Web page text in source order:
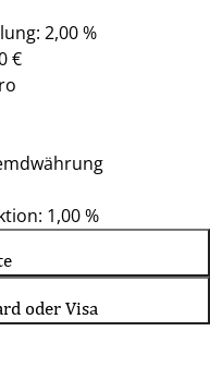
2,00 %
€
1,00 %
oder Visa